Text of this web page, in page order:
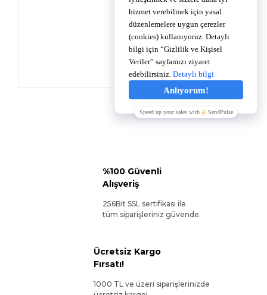
%100 Güvenli
Alışveriş
256Bit SSL sertifikası ile
tüm siparişleriniz güvende.
Ücretsiz Kargo
Fırsatı!
1000 TL ve üzeri siparişlerinizde